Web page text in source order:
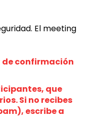
El meeting
de confirmación
que
Si no recibes
escribe a